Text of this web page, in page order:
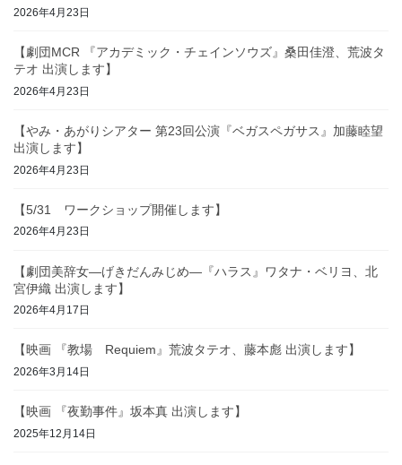
2026年4月23日
【劇団MCR 『アカデミック・チェインソウズ』桑田佳澄、荒波タ
テオ 出演します】
2026年4月23日
【やみ・あがりシアター 第23回公演『ベガスペガサス』加藤睦望
出演します】
2026年4月23日
【5/31 ワークショップ開催します】
2026年4月23日
【劇団美辞女—げきだんみじめ—『ハラス』ワタナ・ベリヨ、北
宮伊織 出演します】
2026年4月17日
【映画 『教場 Requiem』荒波タテオ、藤本彪 出演します】
2026年3月14日
【映画 『夜勤事件』坂本真 出演します】
2025年12月14日